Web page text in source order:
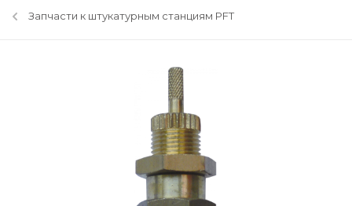
Запчасти к штукатурным станциям PFT